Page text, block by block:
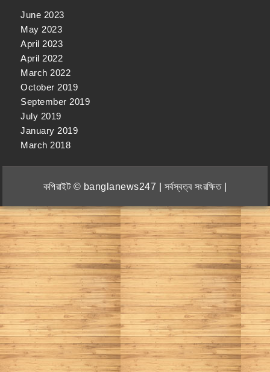
June 2023
May 2023
April 2023
April 2022
March 2022
October 2019
September 2019
July 2019
January 2019
March 2018
কপিরাইট © banglanews247 | সর্বস্বত্ব সংরক্ষিত |